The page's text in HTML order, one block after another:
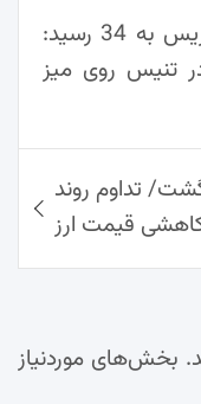
سهمیه‌های ایران در المپیک پاریس به 34 رسید:
تنیس روی میز
بازگشت/ تداوم روند
قیمت ارز
بخش‌های موردنیاز